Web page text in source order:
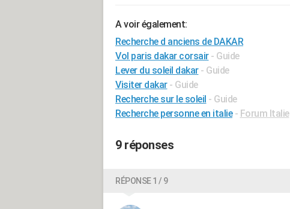
A voir également:
Recherche d anciens de DAKAR
Vol paris dakar corsair - Guide
Lever du soleil dakar - Guide
Visiter dakar - Guide
Recherche sur le soleil - Guide
Recherche personne en italie - Forum Italie
9 réponses
RÉPONSE 1 / 9